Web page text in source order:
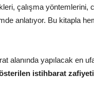
çalışma yöntemlerini,
anlatıyor. Bu kitapla
alanında yapılacak en
istihbarat